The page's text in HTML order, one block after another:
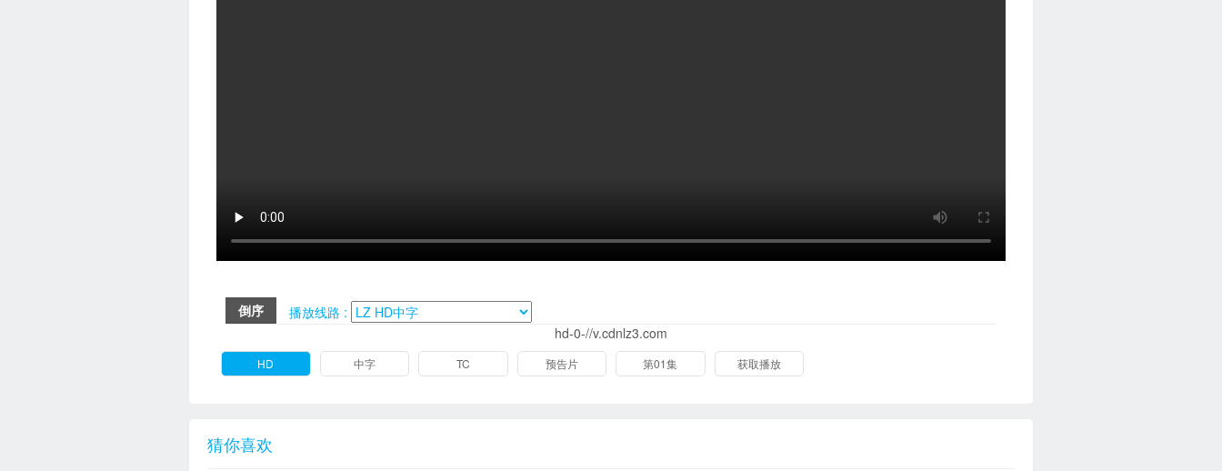
倒序
播放线路 :
hd-0-//v.cdnlz3.com
HD 中字 TC 预告片 第01集 获取播放
猜你喜欢